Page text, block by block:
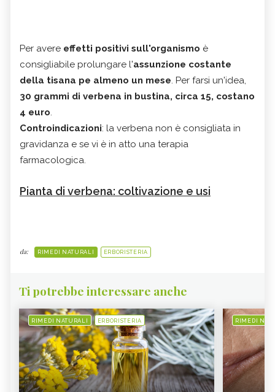
Per avere effetti positivi sull'organismo è
consigliabile prolungare l'assunzione costante
della tisana pe almeno un mese. Per farsi un'idea,
30 grammi di verbena in bustina, circa 15, costano
4 euro.
Controindicazioni: la verbena non è consigliata in
gravidanza e se vi è in atto una terapia
farmacologica.
Pianta di verbena: coltivazione e usi
da: RIMEDI NATURALI ERBORISTERIA
Ti potrebbe interessare anche
RIMEDI NATURALI ERBORISTERIA RIMEDI